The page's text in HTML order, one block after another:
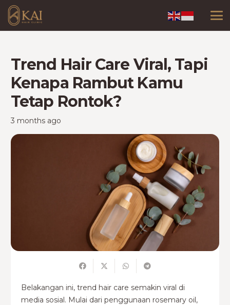
Trend Hair Care Viral, Tapi
Kenapa Rambut Kamu
Tetap Rontok?
3 months ago
Belakangan ini, trend hair care semakin viral di
media sosial. Mulai dari penggunaan rosemary oil,